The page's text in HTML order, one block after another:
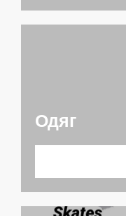
Одяг